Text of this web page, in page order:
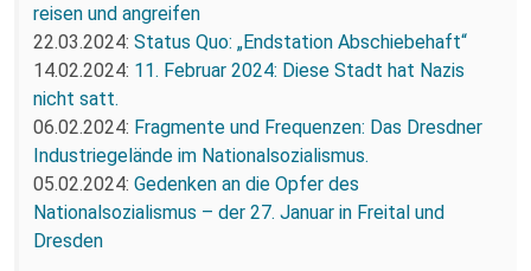
reisen und angreifen
22.03.2024: Status Quo: „Endstation Abschiebehaft“
14.02.2024: 11. Februar 2024: Diese Stadt hat Nazis
nicht satt.
06.02.2024: Fragmente und Frequenzen: Das Dresdner
Industriegelände im Nationalsozialismus.
05.02.2024: Gedenken an die Opfer des
Nationalsozialismus – der 27. Januar in Freital und
Dresden